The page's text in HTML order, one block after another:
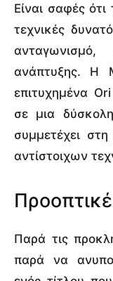
Είναι σαφές
τεχνικές
ανάπτυξης. Η
επιτυχημένα
σε μια
συμμετέχει
αντίστοιχων
Παρά τις
παρά να